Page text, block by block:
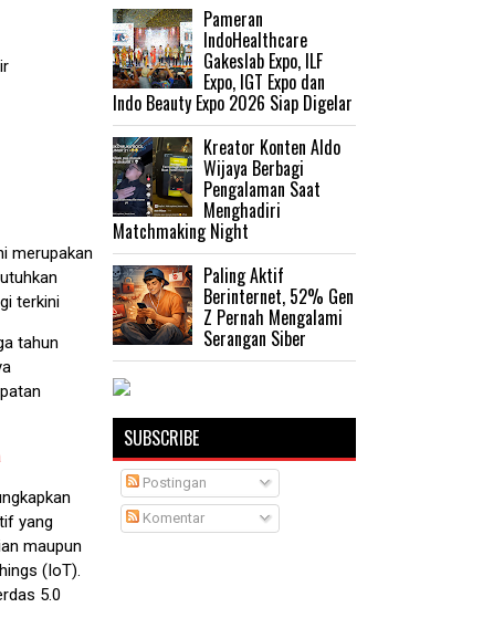
merupakan
terkini
tahun
yang
maupun
(IoT).
5.0
Pameran
IndoHealthcare
Gakeslab Expo, ILF
Expo, IGT Expo dan
Indo Beauty Expo 2026 Siap Digelar
Kreator Konten Aldo
Wijaya Berbagi
Pengalaman Saat
Menghadiri
Matchmaking Night
Paling Aktif
Berinternet, 52% Gen
Z Pernah Mengalami
Serangan Siber
SUBSCRIBE
Postingan
Komentar